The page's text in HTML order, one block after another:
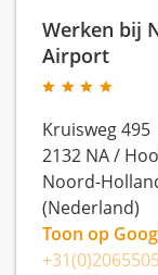
Werken bij
Airport
Kruisweg 495
2132 NA/
Noord-
(Nederland)
Toon op